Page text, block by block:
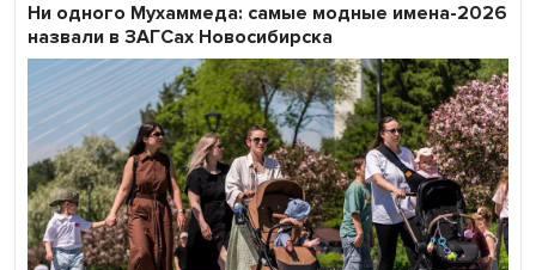
Ни одного Мухаммеда: самые модные имена-2026
назвали в ЗАГСах Новосибирска